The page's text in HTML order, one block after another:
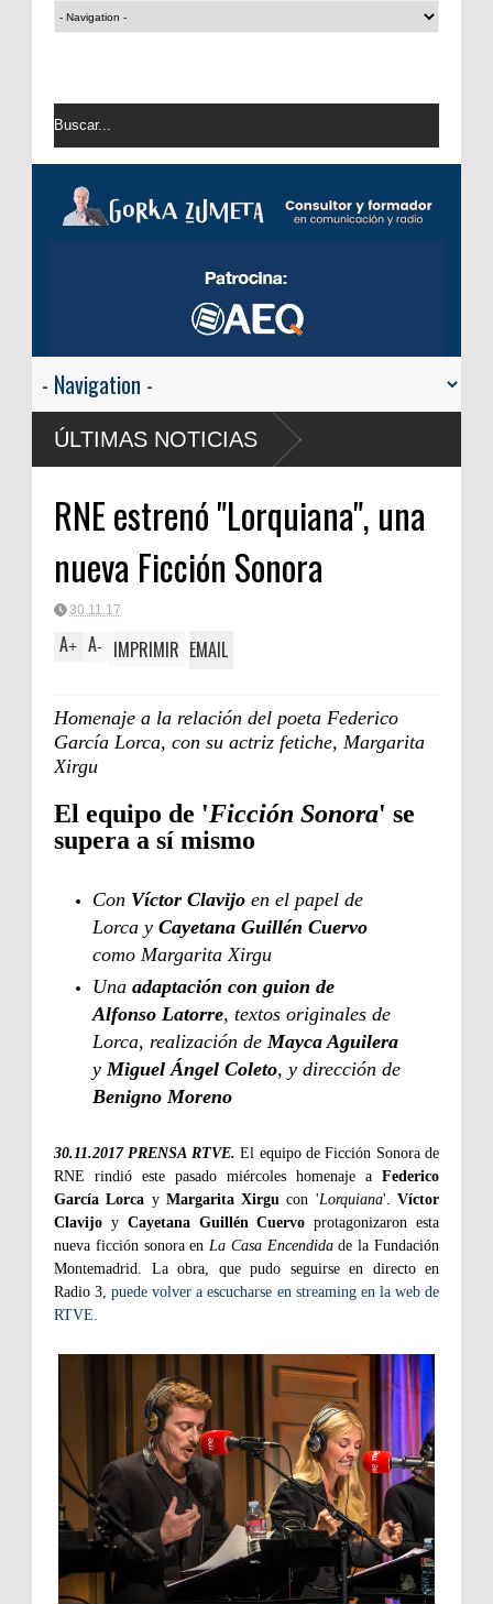
ÚLTIMAS NOTICIAS
RNE estrenó "Lorquiana", una
nueva Ficción Sonora
30.11.17
A+ A- IMPRIMIR EMAIL
Homenaje a la relación del poeta Federico
García Lorca, con su actriz fetiche, Margarita
Xirgu
El equipo de 'Ficción Sonora' se
supera a sí mismo
Con Víctor Clavijo en el papel de
Lorca y Cayetana Guillén Cuervo
como Margarita Xirgu
Una adaptación con guion de
Alfonso Latorre, textos originales de
Lorca, realización de Mayca Aguilera
y Miguel Ángel Coleto, y dirección de
Benigno Moreno
30.11.2017 PRENSA RTVE.El equipo de Ficción Sonora de
RNE rindió este pasado miércoles homenaje a Federico
García Lorca y Margarita Xirgu con 'Lorquiana'.Víctor
Clavijo y Cayetana Guillén Cuervo protagonizaron esta
nueva ficción sonora en La Casa Encendidade la Fundación
Montemadrid. La obra, que pudo seguirse en directo en
Radio 3,puede volver a escucharse en streaming en la web de
RTVE.